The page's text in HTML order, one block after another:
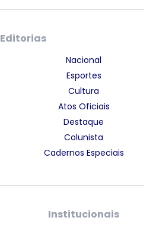
Editorias
Nacional
Esportes
Cultura
Atos Oficiais
Destaque
Colunista
Cadernos Especiais
Institucionais